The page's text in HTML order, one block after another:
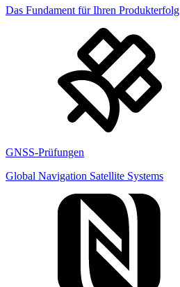
Das Fundament für Ihren Produkterfolg
GNSS-Prüfungen
Global Navigation Satellite Systems